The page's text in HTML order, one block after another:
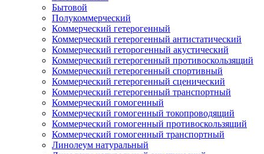
Бытовой
Полукоммерческий
Коммерческий гетерогенный
Коммерческий гетерогенный антистатический
Коммерческий геторогенный акустический
Коммерческий гетерогенный противоскользящий
Коммерческий гетерогенный спортивный
Коммерческий гетерогенный сценический
Коммерческий гетерогенный транспортный
Коммерческий гомогенный
Коммерческий гомогенный токопроводящий
Коммерческий гомогенный противоскользящий
Коммерческий гомогенный транспортный
Линолеум натуральный